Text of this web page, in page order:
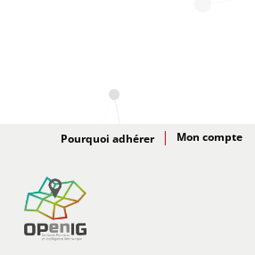
Adhésion
Pourquoi adhérer